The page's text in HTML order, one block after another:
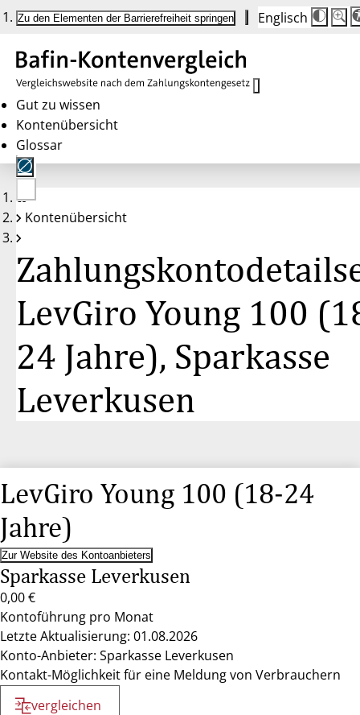
Zu den Elementen der Barrierefreiheit springen Englisch
Die
auf
100
100
Gut zu wissen
Kontenübersicht
Glossar
Keine
Konten
Kontenübersicht
LevGiro Young 100
24 Jahre), Sparkasse
Leverkusen
LevGiro Young 100 (18-24
Jahre)
Zur Website des Kontoanbieters
Sparkasse Leverkusen
0,00 €
Kontoführung pro Monat
Letzte Aktualisierung: 01.08.2026
Konto-Anbieter: Sparkasse Leverkusen
Kontakt-Möglichkeit für eine Meldung von Verbrauchern
vergleichen